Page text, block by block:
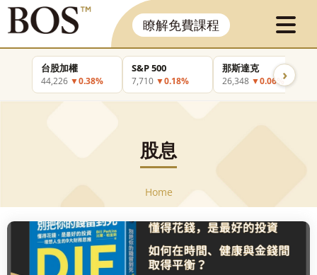
瞭解免費課程
台股加權
44,226 ▼0.38%
S&P 500
7,710 ▼0.18%
那斯達克
26,348 ▼0.06%›
股息
Home